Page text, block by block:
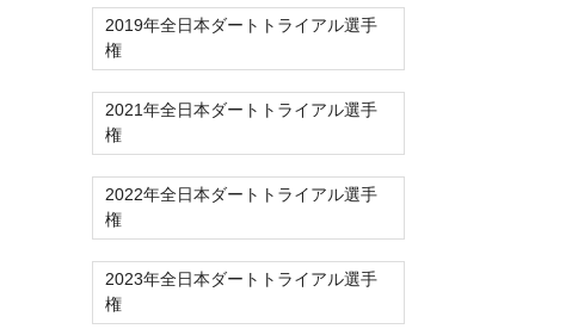
2019年全日本ダートトライアル選手
権
2021年全日本ダートトライアル選手
権
2022年全日本ダートトライアル選手
権
2023年全日本ダートトライアル選手
権